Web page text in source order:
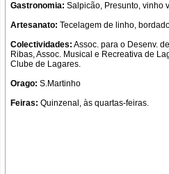
Gastronomia: Salpicão, Presunto, vinho
Artesanato: Tecelagem de linho,
Colectividades: Assoc. para o Desenv.
Ribas, Assoc. Musical e Recreativa de
Clube de Lagares.
Orago: S.Martinho
Feiras: Quinzenal, às quartas-feiras.